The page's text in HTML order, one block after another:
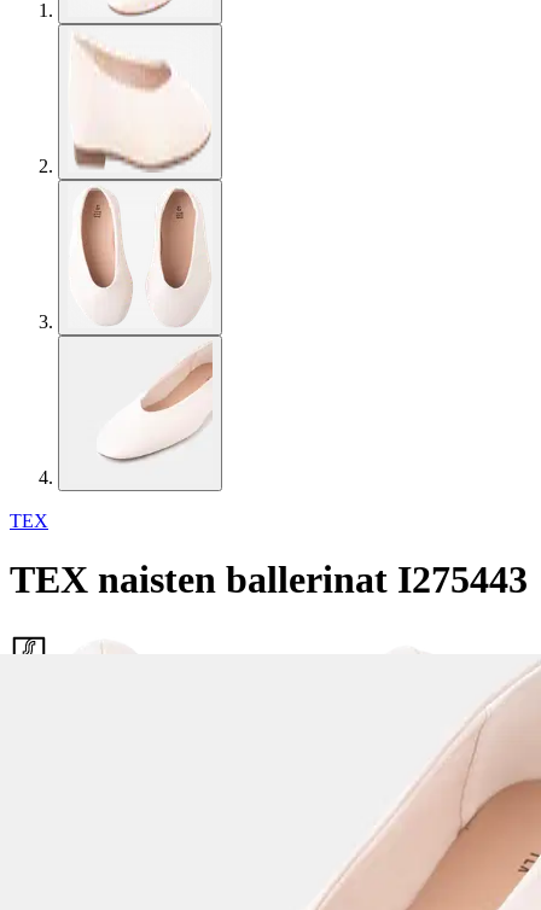
TEX
TEX naisten ballerinat I275443
Alennettu hinta